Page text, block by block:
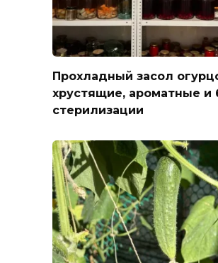
Прохладный засол
хрустящие, ароматные и
стерилизации